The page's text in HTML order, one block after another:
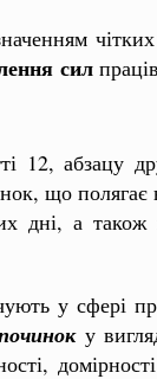
чітких
сил
12, абзацу
що
дні, а
у сфері
у